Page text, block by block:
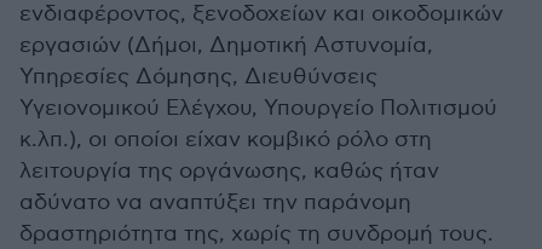
ενδιαφέροντος, ξενοδοχείων και οικοδομικών
εργασιών (Δήμοι, Δημοτική Αστυνομία,
Υπηρεσίες Δόμησης, Διευθύνσεις
Υγειονομικού Ελέγχου, Υπουργείο Πολιτισμού
κ.λπ.), οι οποίοι είχαν κομβικό ρόλο στη
λειτουργία της οργάνωσης, καθώς ήταν
αδύνατο να αναπτύξει την παράνομη
δραστηριότητα της, χωρίς τη συνδρομή τους.